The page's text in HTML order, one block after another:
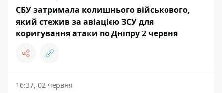
СБУ затримала колишнього військового,
який стежив за авіацією ЗСУ для
коригування атаки по Дніпру 2 червня
16:37, 02 червня